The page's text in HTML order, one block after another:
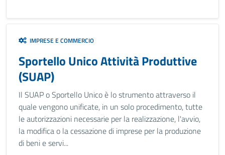
IMPRESE E COMMERCIO
Sportello Unico Attività Produttive
(SUAP)
Il SUAP o Sportello Unico è lo strumento attraverso il
quale vengono unificate, in un solo procedimento, tutte
le autorizzazioni necessarie per la realizzazione, l'avvio,
la modifica o la cessazione di imprese per la produzione
di beni e servi...